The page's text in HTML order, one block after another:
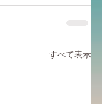
すべて表示